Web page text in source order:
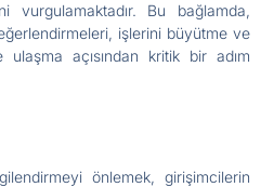
vurgulamaktadır. Bu bağlamda,
işlerini büyütme ve
ulaşma açısından kritik bir adım
önlemek, girişimcilerin